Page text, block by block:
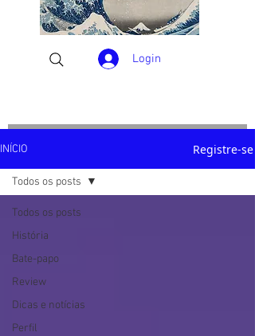
Login
INÍCIO Registre-se
Todos os posts
História
Bate-papo
Review
Dicas e notícias
Perfil
Todos os posts